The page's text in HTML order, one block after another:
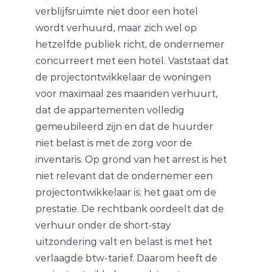
verblijfsruimte niet door een hotel
wordt verhuurd, maar zich wel op
hetzelfde publiek richt, de ondernemer
concurreert met een hotel. Vaststaat dat
de projectontwikkelaar de woningen
voor maximaal zes maanden verhuurt,
dat de appartementen volledig
gemeubileerd zijn en dat de huurder
niet belast is met de zorg voor de
inventaris. Op grond van het arrest is het
niet relevant dat de ondernemer een
projectontwikkelaar is; het gaat om de
prestatie. De rechtbank oordeelt dat de
verhuur onder de short-stay
uitzondering valt en belast is met het
verlaagde btw-tarief. Daarom heeft de